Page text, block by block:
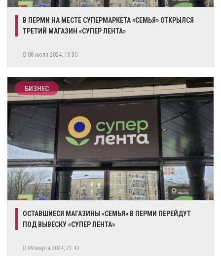
​В ПЕРМИ НА МЕСТЕ СУПЕРМАРКЕТА «СЕМЬЯ» ОТКРЫЛСЯ
ТРЕТИЙ МАГАЗИН «СУПЕР ЛЕНТА»
08 июля 2024, 13:30
БИЗНЕС
ОСТАВШИЕСЯ МАГАЗИНЫ «СЕМЬЯ» В ПЕРМИ ПЕРЕЙДУТ
ПОД ВЫВЕСКУ «СУПЕР ЛЕНТА»
09 марта 2024, 21:43